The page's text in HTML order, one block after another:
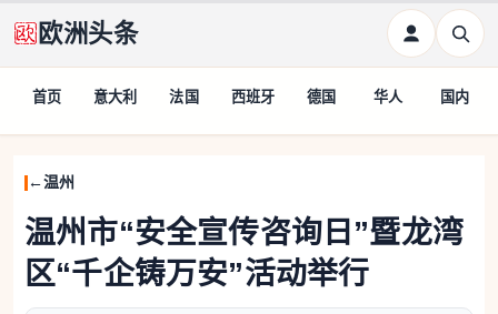
欧洲头条
首页 意大利 法国 西班牙 德国 华人 国内
温州
温州市“安全宣传咨询日”暨龙湾
区“千企铸万安”活动举行